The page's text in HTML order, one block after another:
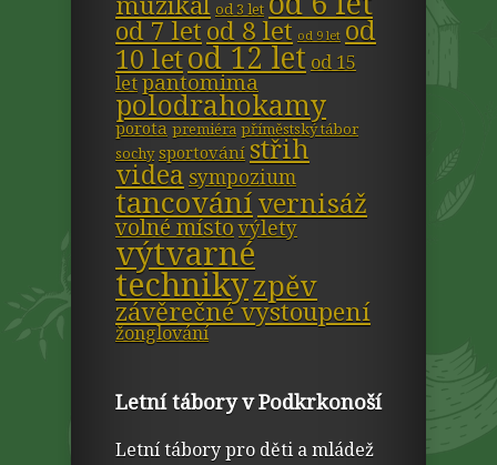
od 3 let
od 7 letod 8 let od 9 let od
10 letod 12 let od 15
letpantomima
polodrahokamy
porota premiéra příměstský tábor
sochy sportování střih
videa sympozium
tancovánívernisáž
volné místovýlety
výtvarné
technikyzpěv
závěrečné vystoupení
žonglování
Letní tábory v Podkrkonoší
Letní tábory pro děti a mládež